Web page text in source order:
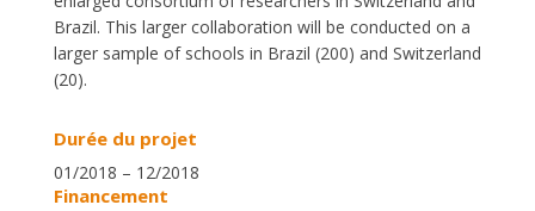
Brazil. This larger collaboration will be conducted on a
larger sample of schools in Brazil (200) and Switzerland
(20).
Durée du projet
01/2018 – 12/2018
Financement